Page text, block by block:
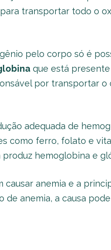
transportar todo o
pelo corpo só é
que está presente
por transportar
adequada de
como ferro, folato e
produz hemoglobina e
causar anemia e a
de anemia, a causa